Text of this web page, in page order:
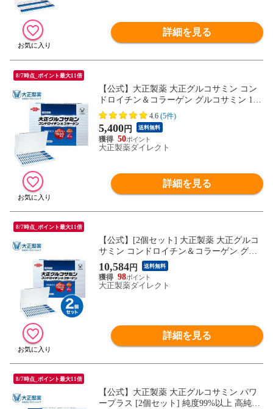
詳細を見る
8/7時点_ポイント最大11倍
【公式】大正製薬 大正グルコサミン コン
ドロイチン＆コラーゲン グルコサミン 150
0mg コンドロイチン含有軟骨成分 440mg
コラーゲンペプチド 50mg 1箱 350mg×9粒×
30袋 サプリ サプリメント
4.6 (5件)
5,400円 送料無料
50
大正製薬ダイレクト
詳細を見る
8/7時点_ポイント最大11倍
【公式】[2個セット] 大正製薬 大正グルコ
サミン コンドロイチン＆コラーゲン グル
コサミン 1500mg コンドロイチン含有軟骨
成分 440mg コラーゲンペプチド 50mg 1箱
350mg×9粒×30袋 サプリ サプリメント
10,584円 送料無料
98
大正製薬ダイレクト
詳細を見る
8/7時点_ポイント最大11倍
【公式】大正製薬 大正グルコサミン パワ
ープラス [2個セット] 純度99%以上 高純度